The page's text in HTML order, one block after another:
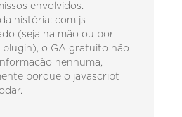
envolvidos.
história: com js
(seja na mão ou por
plugin), o GA gratuito não
nenhuma,
porque o javascript